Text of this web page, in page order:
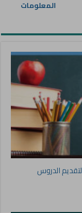
المعلومات
استخدام صفوف جوجل Google Classroom لتقديم الدروس